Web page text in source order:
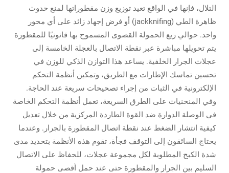
التلال، فإنها في الواقع تعيد توزيع وزن مقطوراتها لمنع حدوث
ظاهرة الطي (jackknifing) أو فرض إجهاد زائد على أي محور
واحد. حوالي ربع الحمولة القصوى المسموح بها قانونيًا للمقطورة
يتم تحويلها مباشرة عبر نقطة الاتصال بالعجلة الخامسة إلى
عجلات الجرار الخلفية. يساعد هذا التوازن الذكي للوزن في
تحسين تماسك الإطارات مع الطريق، وتمكين أنظمة التحكم
الإلكترونية في الثبات من إجراء تصحيحات سريعة عند الحاجة.
وفي المنحنيات على الطرق السريعة، تعمل أنظمة التحكم الخاصة
في الوصلة الدوارة ضد القوة الطاردة المركزية من خلال تعديل
كيفية انتشار الضغط عند نقطة اتصال المقطورة بالجرار. وعندما
يحتاج السائقون إلى التوقف فجأة، تقوم هذه الأنظمة بتحديد مدى
شدة الكبح المطلوبة لكل مجموعة عجلات، للحفاظ على الاتصال
السليم بين الجرار والمقطورة حتى عند حمل أقصى حمولة